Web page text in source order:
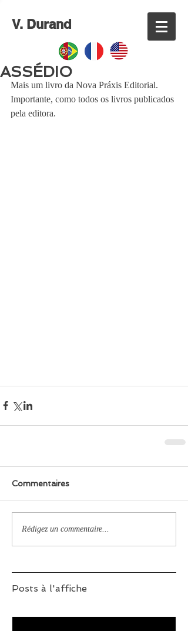
V. Durand
Posts à l'affiche
ASSÉDIO
Mais um livro da Nova Práxis Editorial.
Importante, como todos os livros publicados
pela editora.
Commentaires
Rédigez un commentaire...